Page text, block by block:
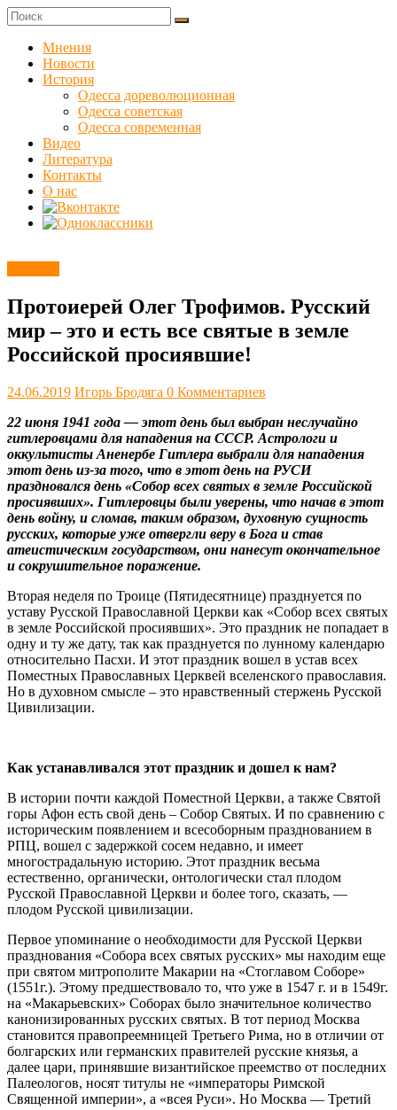
Skip
to
content
Куликовец
Сайт
одесского
сопротивления
Мнения
Новости
История
Одесса дореволюционная
Одесса советская
Одесса современная
Видео
Литература
Контакты
О нас
Протоиерей Олег Трофимов. Русский
мир – это и есть все святые в земле
Российской просиявшие!
24.06.2019 Игорь Бродяга 0 Комментариев
22 июня 1941 года — этот день был выбран неслучайно
гитлеровцами для нападения на СССР. Астрологи и
оккультисты Аненербе Гитлера выбрали для нападения
этот день из-за того, что в этот день на РУСИ
праздновался день «Собор всех святых в земле Российской
просиявших». Гитлеровцы были уверены, что начав в этот
день войну, и сломав, таким образом, духовную сущность
русских, которые уже отвергли веру в Бога и став
атеистическим государством, они нанесут окончательное
и сокрушительное поражение.
Вторая неделя по Троице (Пятидесятнице) празднуется по
уставу Русской Православной Церкви как «Собор всех святых
в земле Российской просиявших». Это праздник не попадает в
одну и ту же дату, так как празднуется по лунному календарю
относительно Пасхи. И этот праздник вошел в устав всех
Поместных Православных Церквей вселенского православия.
Но в духовном смысле – это нравственный стержень Русской
Цивилизации.
Как устанавливался этот праздник и дошел к нам?
В истории почти каждой Поместной Церкви, а также Святой
горы Афон есть свой день – Собор Святых. И по сравнению с
историческим появлением и всесоборным празднованием в
РПЦ, вошел с задержкой сосем недавно, и имеет
многострадальную историю. Этот праздник весьма
естественно, органически, онтологически стал плодом
Русской Православной Церкви и более того, сказать, —
плодом Русской цивилизации.
Первое упоминание о необходимости для Русской Церкви
празднования «Собора всех святых русских» мы находим еще
при святом митрополите Макарии на «Стоглавом Соборе»
(1551г.). Этому предшествовало то, что уже в 1547 г. и в 1549г.
на «Макарьевских» Соборах было значительное количество
канонизированных русских святых. В тот период Москва
становится правопреемницей Третьего Рима, но в отличии от
болгарских или германских правителей русские князья, а
далее цари, принявшие византийское преемство от последних
Палеологов, носят титулы не «императоры Римской
Священной империи», а «всея Руси». Но Москва — Третий